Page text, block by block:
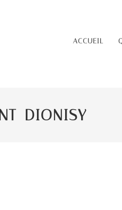
ACCUEIL
DIONISY